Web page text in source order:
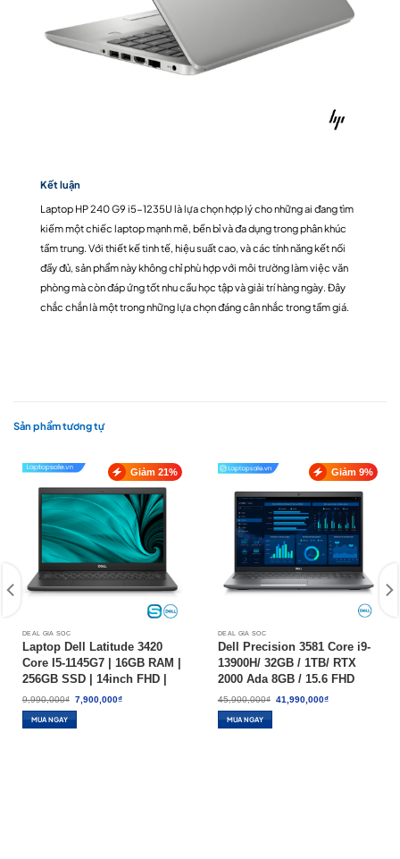
Kết luận
Laptop HP 240 G9 i5-1235U là lựa chọn hợp lý cho những ai đang tìm
kiếm một chiếc laptop mạnh mẽ, bền bỉ và đa dụng trong phân khúc
tầm trung. Với thiết kế tinh tế, hiệu suất cao, và các tính năng kết nối
đầy đủ, sản phẩm này không chỉ phù hợp với môi trường làm việc văn
phòng mà còn đáp ứng tốt nhu cầu học tập và giải trí hàng ngày. Đây
chắc chắn là một trong những lựa chọn đáng cân nhắc trong tầm giá.
Sản phẩm tương tự
Giảm 21%
DEAL GIÁ SỐC
Laptop Dell Latitude 3420
Core I5-1145G7 | 16GB RAM |
256GB SSD | 14inch FHD |
WIN 10 – HÀNG CŨ 97-99%
9,990,000₫ Giá
gốc
là:
9,990,000₫.
7,900,000₫Giá
MUA NGAY
Giảm 9%
DEAL GIÁ SỐC
Dell Precision 3581 Core i9-
13900H/ 32GB / 1TB/ RTX
2000 Ada 8GB / 15.6 FHD
Touch/ W11P – New 100%
45,900,000₫ Giá
gốc
41,990,000₫Giá
MUA NGAY